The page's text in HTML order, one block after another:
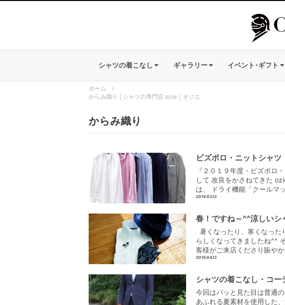
シャツの着こなし ギャラリー イベント･ギフト
ホーム
からみ織り | シャツの専門店 ozie｜オジエ
からみ織り
ビズポロ・ニットシャ
『２０１９年度・ビズポロ
して 改良をかさねてきた
は、 ドライ機能「クールマ
2019.03.12
春！ですね～^^涼しい
暑くなったり、寒くなった
らしくなってきましたね^^
客様がご来店くださり賑や
2018.04.12
シャツの着こなし・コ
今回はパッと見た目は普通
あふれる夏素材を使用した